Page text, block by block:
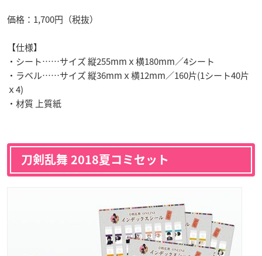
価格：1,700円（税抜）
【仕様】
・シート……サイズ 縦255mmｘ横180mm／4シート
・ラベル……サイズ 縦36mmｘ横12mm／160片(1シート40片
ｘ4)
・材質 上質紙
刀剣乱舞 2018夏コミセット